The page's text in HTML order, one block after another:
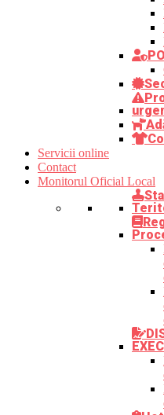
Servicii online
Contact
Monitorul Oficial Local